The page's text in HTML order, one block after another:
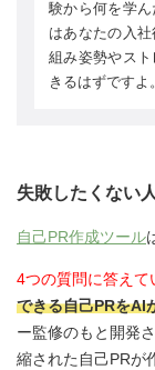
験から何を学
はあなたの入
組み姿勢やス
きるはずですよ。
失敗したくない
自己PR作成ツール
4つの質問に答えて
できる自己PRをAI
ー監修のもと開発
縮された自己PRが